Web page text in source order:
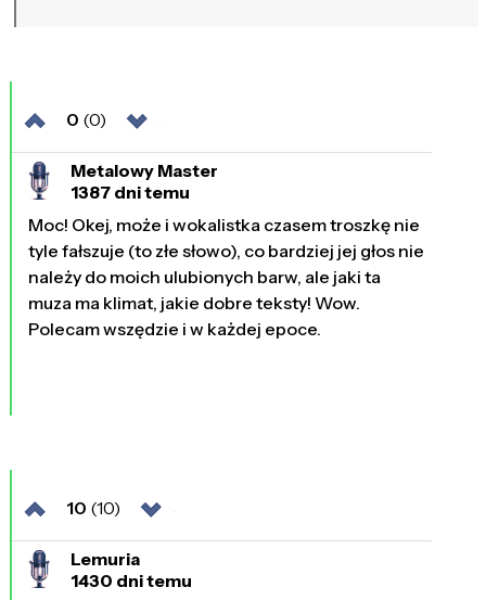
0 (0)
Metalowy Master
1387 dni temu
Moc! Okej, może i wokalistka czasem troszkę nie
tyle fałszuje (to złe słowo), co bardziej jej głos nie
należy do moich ulubionych barw, ale jaki ta
muza ma klimat, jakie dobre teksty! Wow.
Polecam wszędzie i w każdej epoce.
10 (10)
Lemuria
1430 dni temu